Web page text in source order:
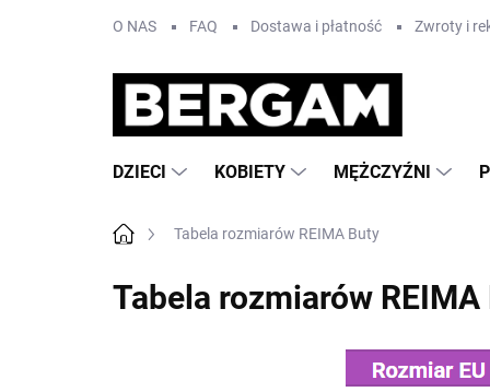
O NAS FAQ Dostawa i płatność Zwroty i
DZIECI KOBIETY MĘŻCZYŹNI
HomeTabela rozmiarów REIMA Buty
Tabela rozmiarów REIMA